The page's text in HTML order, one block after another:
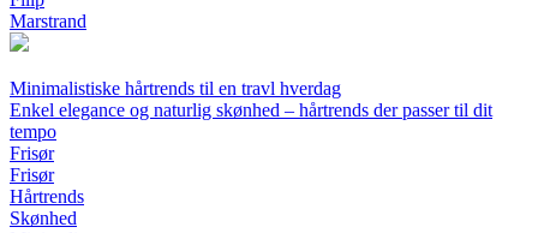
Marstrand
Minimalistiske hårtrends til en travl hverdag
Enkel elegance og naturlig skønhed – hårtrends der passer til dit
tempo
Frisør
Frisør
Hårtrends
Skønhed